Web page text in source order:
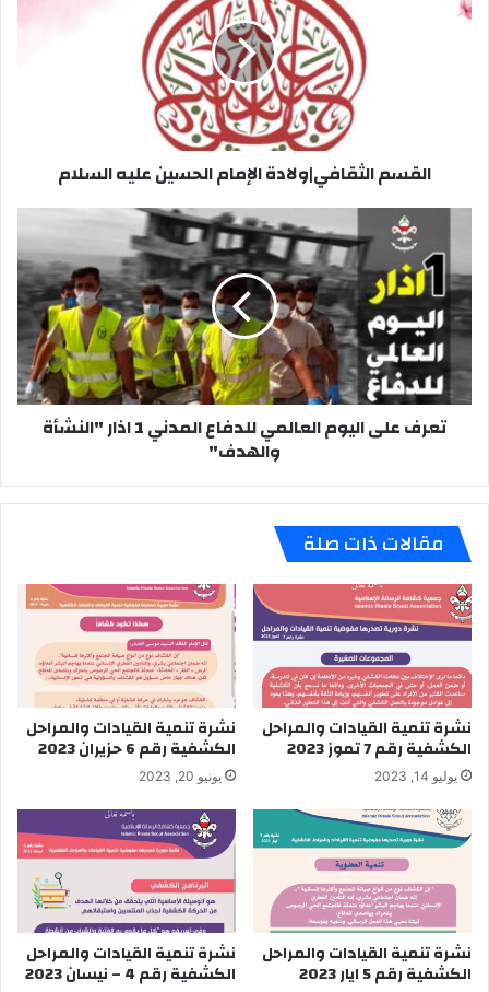
ولادة
القسم الثقافي|ولادة الإمام الحسين عليه السلام
العالمي
للدفاع
المدني
اذار
"النشأة
والهدف"
تعرف على اليوم العالمي للدفاع المدني 1 اذار "النشأة
والهدف"
مقالات ذات صلة
نشرة تنمية القيادات والمراحل
الكشفية رقم 7 تموز 2023
يوليو 14, 2023
نشرة تنمية القيادات والمراحل
الكشفية رقم 6 حزيران 2023
يونيو 20, 2023
نشرة تنمية القيادات والمراحل
الكشفية رقم 5 ايار 2023
نشرة تنمية القيادات والمراحل
الكشفية رقم 4 – نيسان 2023